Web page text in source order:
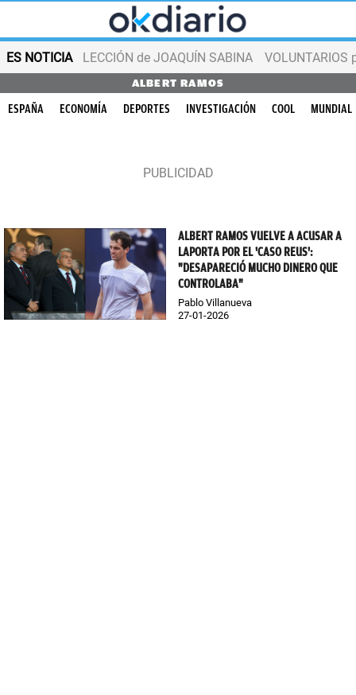
ES NOTICIA LECCIÓN de JOAQUÍN SABINA VOLUNTARIOS
ALBERT RAMOS
ESPAÑA ECONOMÍA DEPORTES INVESTIGACIÓN COOL MUNDIAL
ALBERT RAMOS VUELVE A ACUSAR A
LAPORTA POR EL 'CASO REUS':
"DESAPARECIÓ MUCHO DINERO QUE
CONTROLABA"
Pablo Villanueva
27-01-2026